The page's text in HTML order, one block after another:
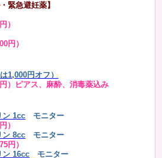
緊急避妊薬】
）
円）
1,000円オフ）
）ピアス、麻酔、消毒薬込み
ン 1cc モニター
）
ン 8cc モニター
円）
ン 16cc
モニター